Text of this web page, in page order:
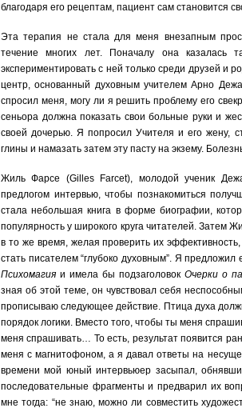
благодаря его рецептам, пациент сам становится
Эта терапия не стала для меня внезапным
течение многих лет. Поначалу она казалась
экспериментировать с ней только среди друзей и
центр, основанный духовным учителем Арно
спросил меня, могу ли я решить проблему его
сеньора должна показать свои больные руки и
своей дочерью. Я попросил Учителя и его жену,
глины и намазать затем эту пасту на экзему.
Жиль Фарсе (Gilles Farcet), молодой ученик
предлогом интервью, чтобы познакомиться
стала небольшая книга в форме биографии,
популярность у широкого круга читателей. Затем
в то же время, желая проверить их
стать писателем “глубоко духовным”. Я
Психомагия и имела бы подзаголовок Очерки о
зная об этой теме, он чувствовал себя
прописываю следующее действие. Птица духа
порядок логики. Вместо того, чтобы ты меня
меня спрашивать… То есть, результат появится
меня с магнитофоном, а я давал ответы на
времени мой юный интервьюер засыпал,
последовательные фрагменты и предварил их
мне тогда: “не знаю, можно ли совместить